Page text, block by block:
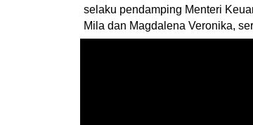
selaku pendamping Menteri
Mila dan Magdalena Veronika,